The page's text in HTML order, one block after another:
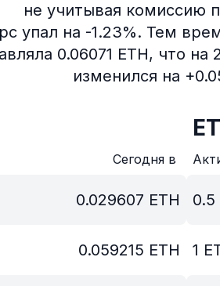
не учитывая комиссию
упал на -1.23%. Тем
0.06071 ETH, что
изменился на
Сегодня в
0.029607 ETH
0.059215 ETH
0.5
1